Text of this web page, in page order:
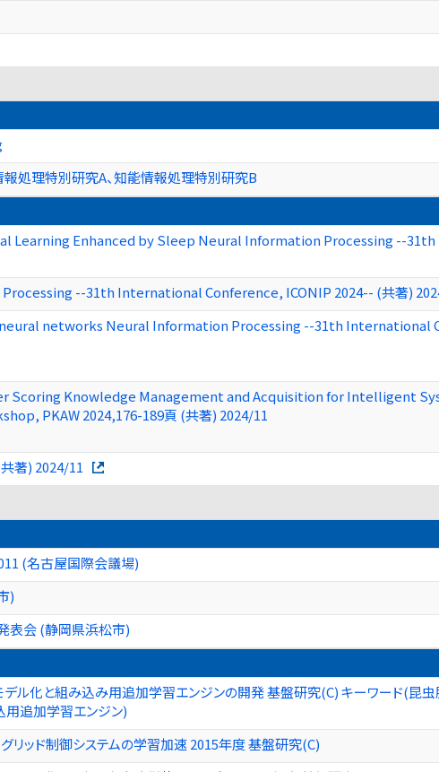
報処理特別研究A、知能情報処理特別研究B
Learning Enhanced by Sleep Neural Information Processing --
--31th International Conference, ICONIP 2024-- (共著)
networks Neural Information Processing --31th International
Scoring Knowledge Management and Acquisition for Intelligent
PKAW 2024,176-189頁 (共著) 2024/11
著) 2024/11
(名古屋国際会議場)
)
表会 (静岡県浜松市)
ル化と組み込み用追加学習エンジンの開発 基盤研究(C) キーワード(昆虫
追加学習エンジン)
リッド制御システムの学習加速 2015年度 基盤研究(C)